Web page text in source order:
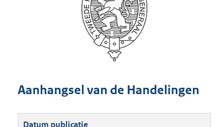
Aanhangsel van de Handelingen